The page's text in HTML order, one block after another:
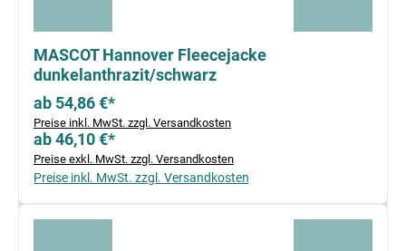
MASCOT Hannover Fleecejacke
dunkelanthrazit/schwarz
ab 54,86 €*
Preise inkl. MwSt. zzgl. Versandkosten
ab 46,10 €*
Preise exkl. MwSt. zzgl. Versandkosten
Preise inkl. MwSt. zzgl. Versandkosten